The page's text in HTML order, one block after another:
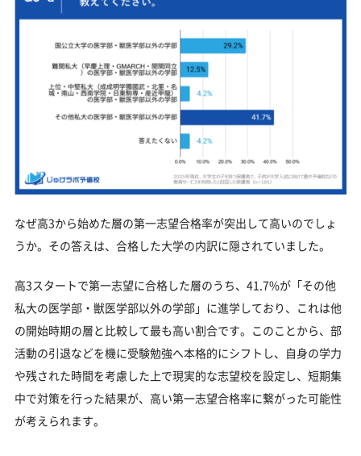
なぜ高3から始めた層の第一志望合格率が突出して高いのでしょ
うか。その答えは、合格した大学の内訳に隠されていました。
高3スタートで第一志望に合格した層のうち、41.7%が「その他
私大の医学部・獣医学部以外の学部」に進学しており、これは他
の開始時期の層と比較して最も高い割合です。このことから、部
活動の引退などを機に受験勉強へ本格的にシフトし、自身の学力
や残された時間を考慮した上で現実的な志望校を設定し、短期集
中で対策を行った結果が、高い第一志望合格率に繋がった可能性
が考えられます。